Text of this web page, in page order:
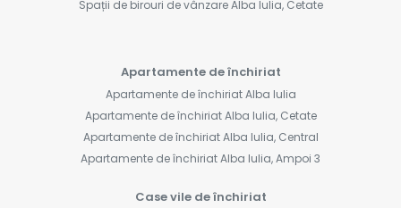
Spații de birouri de vânzare Alba Iulia, Cetate
Apartamente de închiriat
Apartamente de închiriat Alba Iulia
Apartamente de închiriat Alba Iulia, Cetate
Apartamente de închiriat Alba Iulia, Central
Apartamente de închiriat Alba Iulia, Ampoi 3
Case vile de închiriat